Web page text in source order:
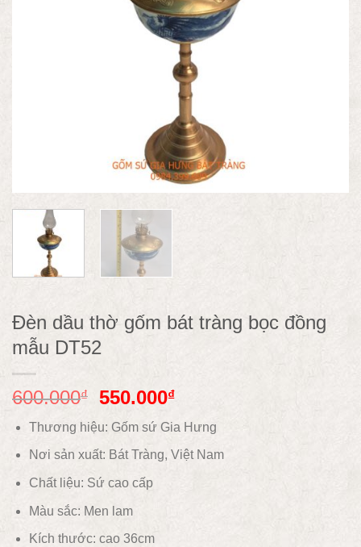
Đèn dầu thờ gốm bát tràng bọc đồng
mẫu DT52
600.000₫ 550.000₫
Thương hiệu: Gốm sứ Gia Hưng
Nơi sản xuất: Bát Tràng, Việt Nam
Chất liệu: Sứ cao cấp
Màu sắc: Men lam
Kích thước: cao 36cm